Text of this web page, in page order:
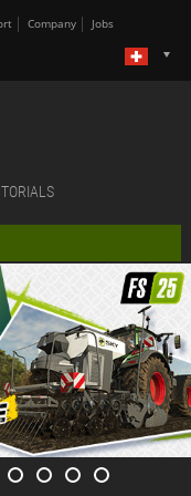
Company Jobs